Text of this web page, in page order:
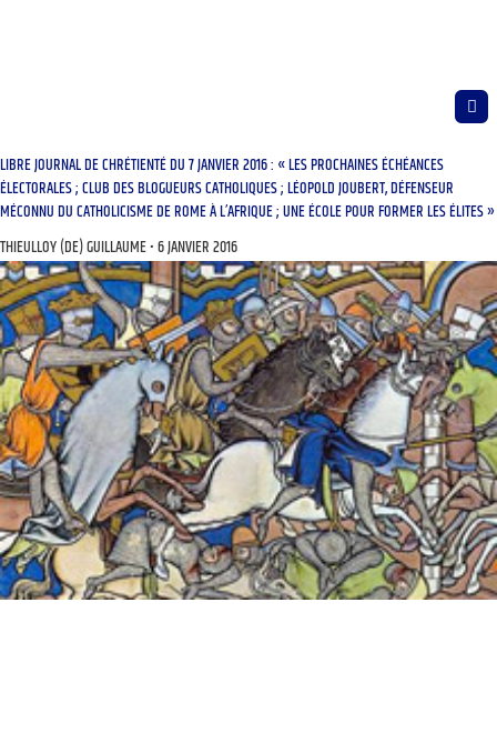
LIBRE JOURNAL DE CHRÉTIENTÉ DU 7 JANVIER 2016 : « LES PROCHAINES ÉCHÉANCES
ÉLECTORALES ; CLUB DES BLOGUEURS CATHOLIQUES ; LÉOPOLD JOUBERT, DÉFENSEUR
MÉCONNU DU CATHOLICISME DE ROME À L’AFRIQUE ; UNE ÉCOLE POUR FORMER LES ÉLITES »
THIEULLOY (DE) GUILLAUME 6 JANVIER 2016